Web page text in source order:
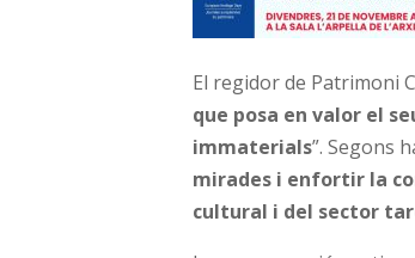
El regidor de Patrimoni
que posa en valor el
immaterials”. Segons
mirades i enfortir la
cultural i del sector